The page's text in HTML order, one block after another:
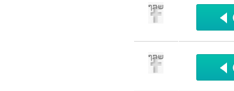
שתף
שתף